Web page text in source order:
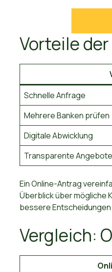
Vorteile
Schnelle Anfrage
Mehrere Banken prüfen
Digitale Abwicklung
Transparente Angebote
Ein Online-Antrag
Überblick über mögliche
bessere
Vergleich: